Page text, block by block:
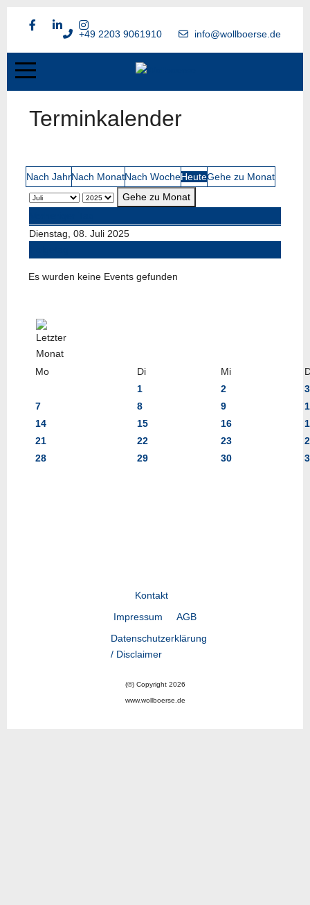
+49 2203 9061910 info@wollboerse.de
Terminkalender
Nach JahrNach MonatNach WocheHeuteGehe zu Monat
Gehe zu Monat
Dienstag, 08. Juli 2025
Es wurden keine Events gefunden
Mo Di Mi
1
2
3
7
8 9
14
15 16
21
22 23
28
29 30
Kontakt
Impressum
AGB
Datenschutzerklärung
/ Disclaimer
(©) Copyright 2026
www.wollboerse.de